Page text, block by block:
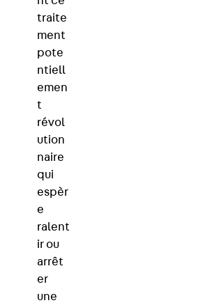
traite
ment
pote
ntiell
emen
t
révol
ution
naire
qui
espèr
e
ralent
ir ou
arrêt
er
une